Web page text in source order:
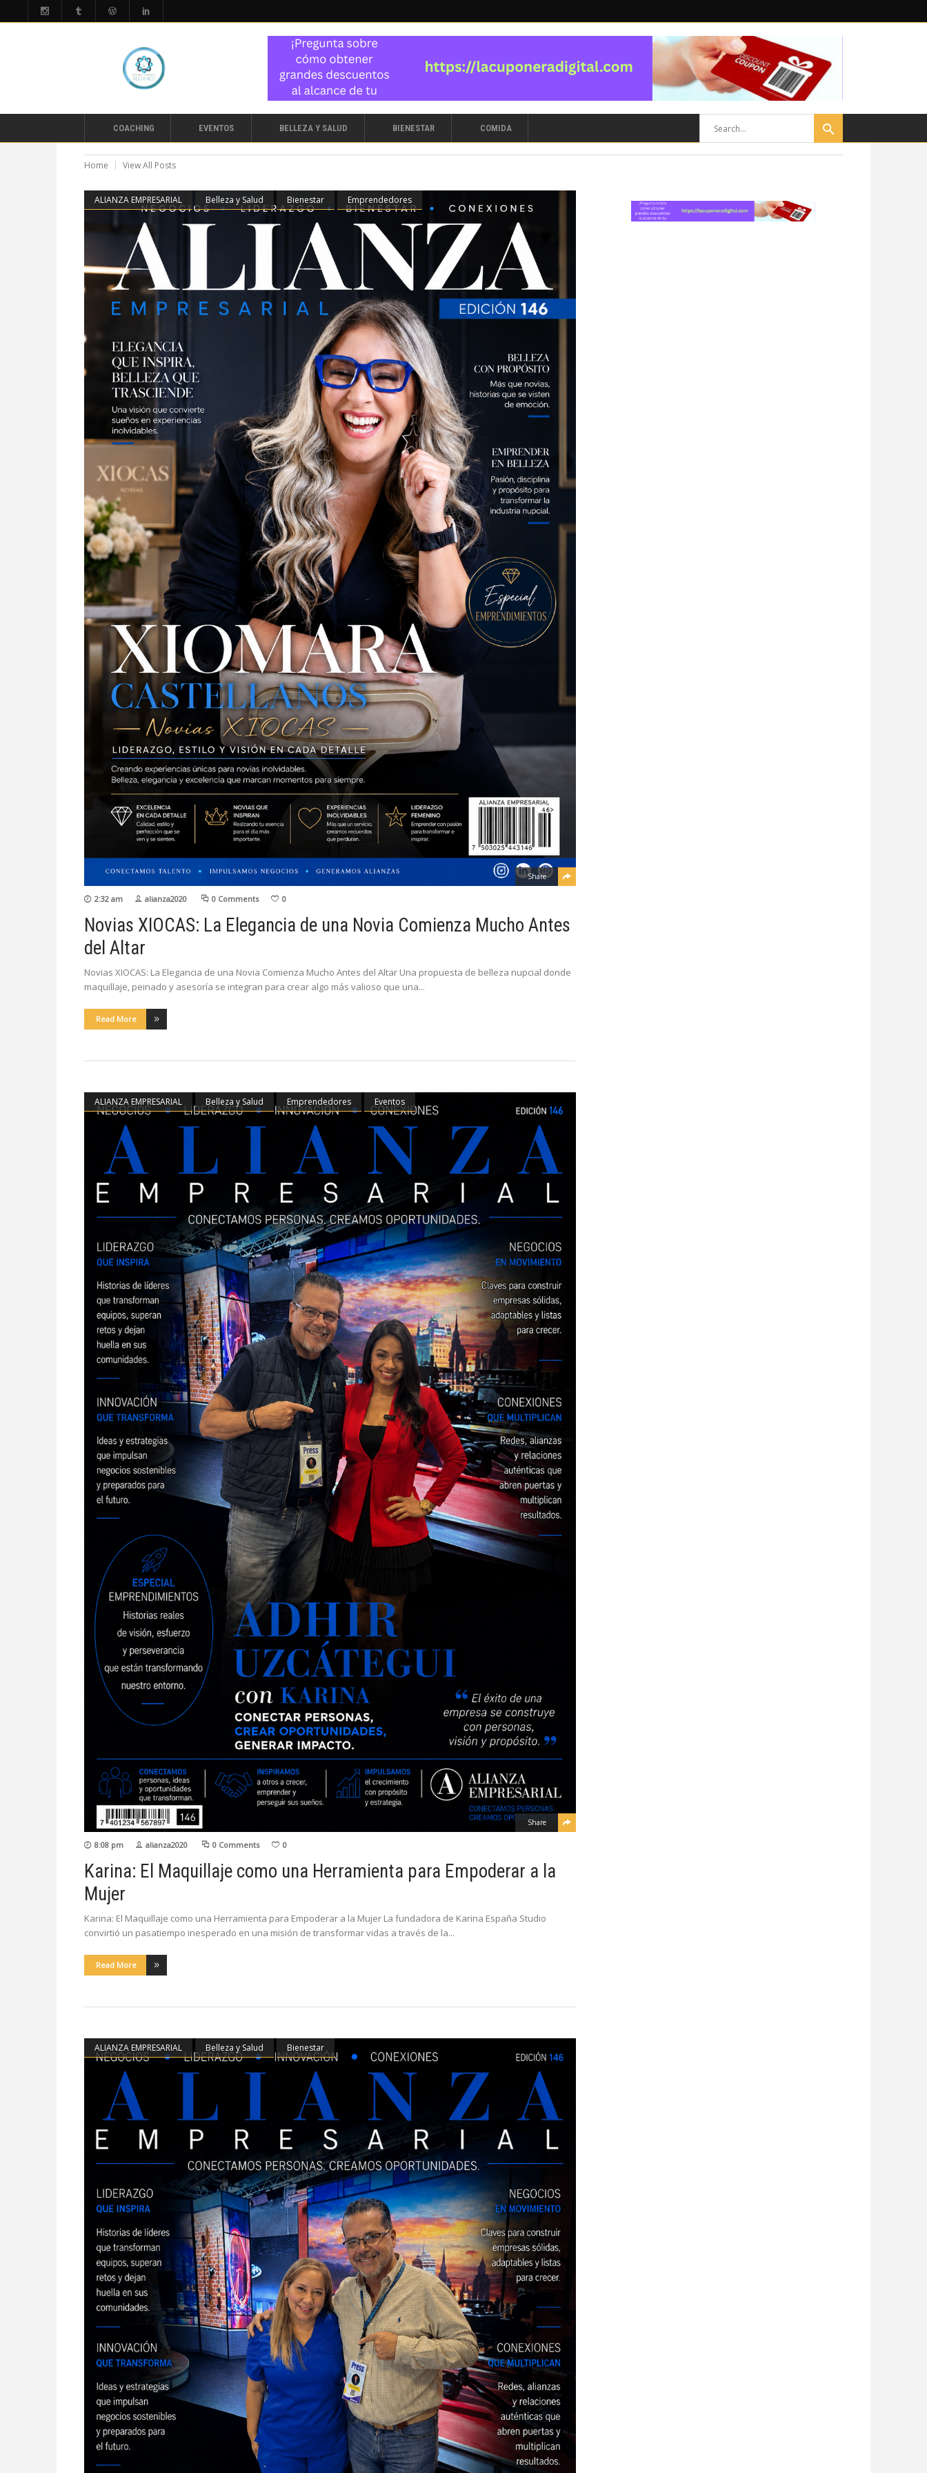
COACHING EVENTOS BELLEZA Y SALUD BIENESTAR COMIDA
Home View All Posts
ALIANZA EMPRESARIAL Belleza y Salud Bienestar Emprendedores
Share
2:32 am alianza2020 0 Comments 0
Novias XIOCAS: La Elegancia de una Novia Comienza Mucho Antes
del Altar
Novias XIOCAS: La Elegancia de una Novia Comienza Mucho Antes del Altar Una propuesta de belleza nupcial donde
maquillaje, peinado y asesoría se integran para crear algo más valioso que una
Read More
ALIANZA EMPRESARIAL Belleza y Salud Emprendedores Eventos
Share
8:08 pm alianza2020 0 Comments 0
Karina: El Maquillaje como una Herramienta para Empoderar a la
Mujer
Karina: El Maquillaje como una Herramienta para Empoderar a la Mujer La fundadora de Karina España Studio
convirtió un pasatiempo inesperado en una misión de transformar vidas a través de la
Read More
ALIANZA EMPRESARIAL Belleza y Salud Bienestar